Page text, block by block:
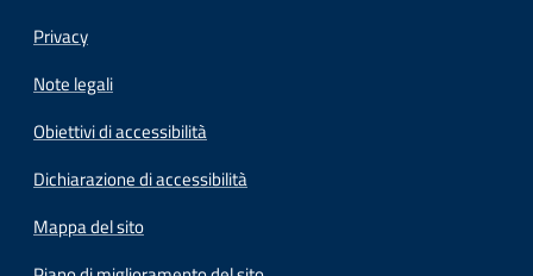
Privacy
Note legali
Obiettivi di accessibilità
Dichiarazione di accessibilità
Mappa del sito